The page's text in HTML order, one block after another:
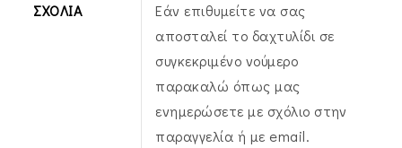
ΣΧΌΛΙΑ
Εάν επιθυμείτε να σας
αποσταλεί το δαχτυλίδι σε
συγκεκριμένο νούμερο
παρακαλώ όπως μας
ενημερώσετε με σχόλιο στην
παραγγελία ή με email.